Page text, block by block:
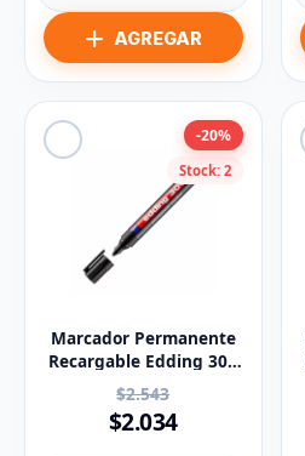
Stock: 2
-20%
Marcador Permanente
Recargable Edding 300
Negro
$2.543
$2.034